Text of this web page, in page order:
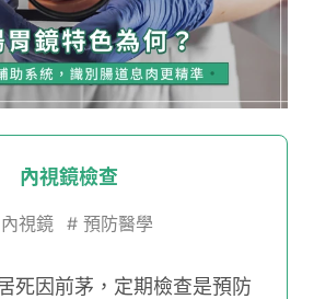
內視鏡檢查
內視鏡 # 預防醫學
死因前茅，定期檢查是預防